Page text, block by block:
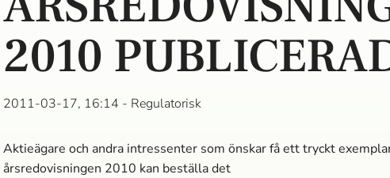
2010
2011-03-17, 16:14 - Regulatorisk
Aktieägare och andra intressenter som önskar få ett tryckt
årsredovisningen 2010 kan beställa det